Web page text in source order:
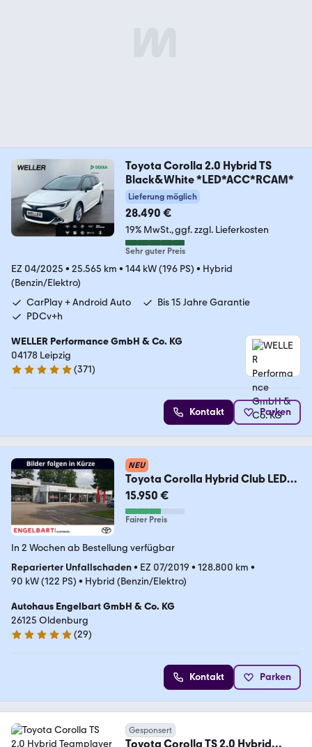
Toyota Corolla 2.0 Hybrid TS
Black&White *LED*ACC*RCAM*
Lieferung möglich
28.490 €
19% MwSt. ggf. zzgl. Lieferkosten
Sehr guter Preis
EZ 04/2025 • 25.565 km • 144 kW (196 PS) • Hybrid
(Benzin/Elektro)
CarPlay + Android Auto
Bis 15 Jahre Garantie
PDCv+h
WELLER Performance GmbH & Co. KG
04178 Leipzig
4.8 Sterne
(371)
Kontakt Parken
NEU
Toyota Corolla Hybrid Club LED
ACC Mehrzonenklima DAB S
15.950 €
Fairer Preis
In 2 Wochen ab Bestellung verfügbar
Reparierter Unfallschaden• EZ 07/2019 • 128.800 km •
90 kW (122 PS) • Hybrid (Benzin/Elektro)
Autohaus Engelbart GmbH & Co. KG
26125 Oldenburg
5 Sterne
(29)
Kontakt Parken
Gesponsert
Toyota Corolla TS 2.0 Hybrid